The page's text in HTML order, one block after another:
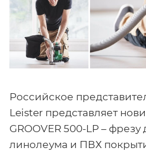
Российское
Leister представляет
GROOVER 500-LP –
линолеума и ПВХ